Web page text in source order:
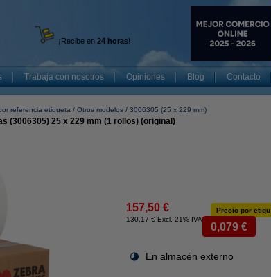
¡Recibe en 24 horas!
Trabaja con nosotros Opiniones Blog Contacto
referencia etiqueta Otros modelos 3006305 (25 x 229 mm)
(3006305) 25 x 229 mm (1 rollos) (original)
157,50 €
130,17 € Excl. 21% IVA
Precio por etiqu
0,079 €
En almacén externo